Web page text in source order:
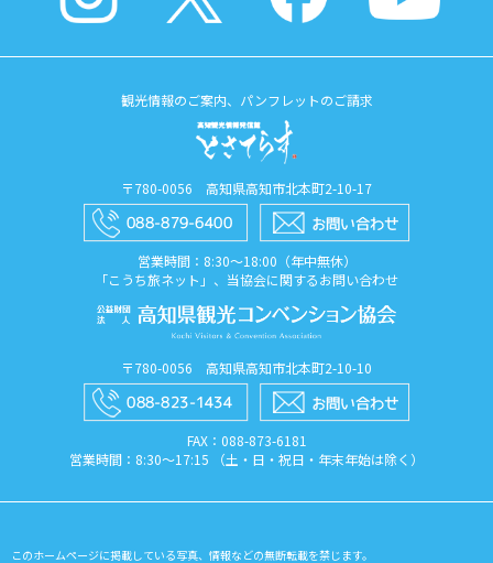
観光情報のご案内、パンフレットのご請求
〒780-0056 高知県高知市北本町2-10-17
営業時間：8:30〜18:00（年中無休）
「こうち旅ネット」、当協会に関するお問い合わせ
〒780-0056 高知県高知市北本町2-10-10
FAX：088​-873​-6181
営業時間：8:30〜17:15 （土・日・祝日・年末年始は除く）
このホームページに掲載している写真、情報などの無断転載を禁じます。